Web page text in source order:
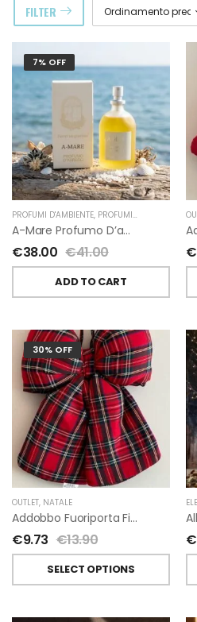
FILTER
7% OFF
PROFUMI D'AMBIENTE, PROFUMI D'AMBIENTE FIORIRA' UN GIARDINO
A-Mare Profumo D’ambiente Di Fiorirà Un Giardino
€38.00 €41.00
ADD TO CART
€
30% OFF
OUTLET, NATALE
Addobbo Fuoriporta Fiocco In Velluto Rosso O In Tartan
€9.73 €13.90
SELECT OPTIONS
€